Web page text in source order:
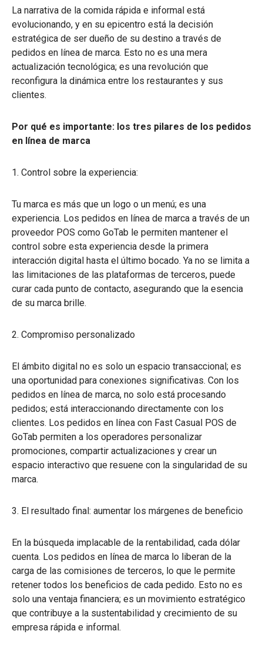
La narrativa de la comida rápida e informal está
evolucionando, y en su epicentro está la decisión
estratégica de ser dueño de su destino a través de
pedidos en línea de marca. Esto no es una mera
actualización tecnológica; es una revolución que
reconfigura la dinámica entre los restaurantes y sus
clientes.
Por qué es importante: los tres pilares de los pedidos
en línea de marca
1. Control sobre la experiencia:
Tu marca es más que un logo o un menú; es una
experiencia. Los pedidos en línea de marca a través de un
proveedor POS como GoTab le permiten mantener el
control sobre esta experiencia desde la primera
interacción digital hasta el último bocado. Ya no se limita a
las limitaciones de las plataformas de terceros, puede
curar cada punto de contacto, asegurando que la esencia
de su marca brille.
2. Compromiso personalizado
El ámbito digital no es solo un espacio transaccional; es
una oportunidad para conexiones significativas. Con los
pedidos en línea de marca, no solo está procesando
pedidos; está interaccionando directamente con los
clientes. Los pedidos en línea con Fast Casual POS de
GoTab permiten a los operadores personalizar
promociones, compartir actualizaciones y crear un
espacio interactivo que resuene con la singularidad de su
marca.
3. El resultado final: aumentar los márgenes de beneficio
En la búsqueda implacable de la rentabilidad, cada dólar
cuenta. Los pedidos en línea de marca lo liberan de la
carga de las comisiones de terceros, lo que le permite
retener todos los beneficios de cada pedido. Esto no es
solo una ventaja financiera; es un movimiento estratégico
que contribuye a la sustentabilidad y crecimiento de su
empresa rápida e informal.